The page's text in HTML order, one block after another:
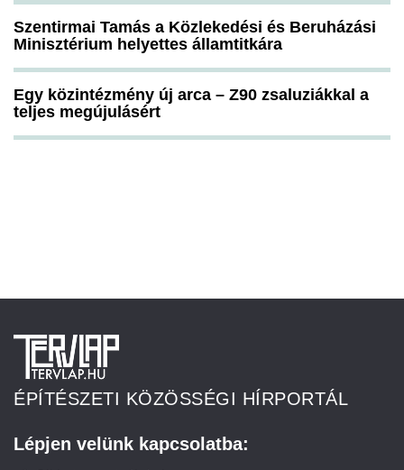
Szentirmai Tamás a Közlekedési és Beruházási
Minisztérium helyettes államtitkára
Egy közintézmény új arca – Z90 zsaluziákkal a
teljes megújulásért
ÉPÍTÉSZETI KÖZÖSSÉGI HÍRPORTÁL
Lépjen velünk kapcsolatba: